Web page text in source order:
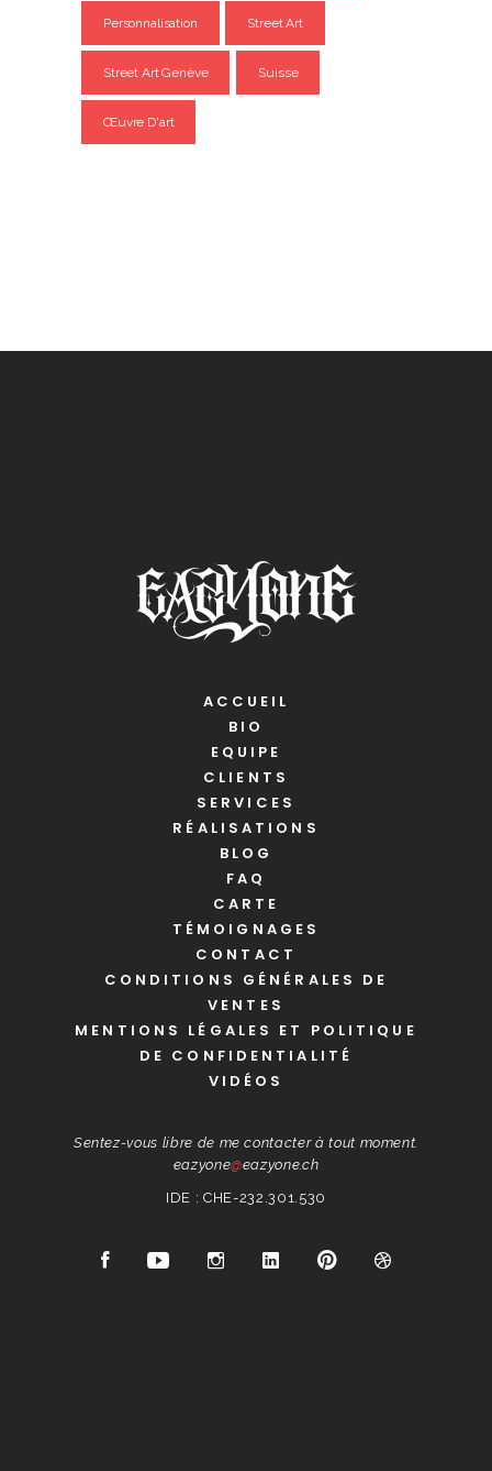
Personnalisation Street Art
Street Art Genève Suisse
Œuvre D'art
ACCUEIL
BIO
EQUIPE
CLIENTS
SERVICES
RÉALISATIONS
BLOG
FAQ
CARTE
TÉMOIGNAGES
CONTACT
CONDITIONS GÉNÉRALES DE
VENTES
MENTIONS LÉGALES ET POLITIQUE
DE CONFIDENTIALITÉ
VIDÉOS
Sentez-vous libre de me contacter à tout moment.
eazyone@eazyone.ch
IDE : CHE-232.301.530